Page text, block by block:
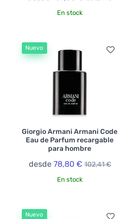
En stock
Nuevo
Giorgio Armani Armani Code
Eau de Parfum recargable
para hombre
desde 78,80 € 102,41 €
En stock
Nuevo